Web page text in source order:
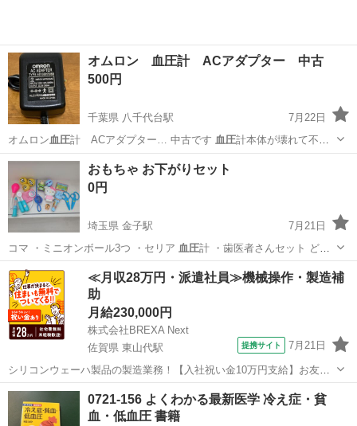
オムロン 血圧計 ACアダプター 中古
500円
千葉県 八千代台駅
7月22日
オムロン血圧 計 ACアダプター… 中古です 血圧計本体が壊れて不
用…
千葉 八千代市 八千代台駅 その他
おもちゃ お下がりセット
0円
埼玉県 金子駅
7月21日
コマ ・ミニオンボール3つ ・セリア 血圧計 ・歯医者さんセット どれ
も子供が…
埼玉 入間市 金子駅 パズル お下がり
≪月収28万円・派遣社員≫機械操作・製造補
助
月給230,000円
株式会社BREXA Next
佐賀県 東山代駅
提携サイト 7月21日
シリコンウェーハ製品の製造業務！【入社祝い金10万円支給】お友達
やカップルとの応募OK◎年間休日129日＆休出なしでプライベート充
実♪業務はクリーンルームで快適作業◎自社正社員登用制度あり★1食
300円～の格安食堂あり！《佐...
佐賀 伊万里市 東山代駅 その他
0721-156 よくわかる最新医学 冷え症・貧
血・低血圧 書籍